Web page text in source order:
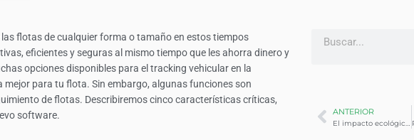
flotas de cualquier forma o tamaño en estos tiempos
eficientes y seguras al mismo tiempo que les ahorra dinero y
opciones disponibles para el tracking vehicular en la
mejor para tu flota. Sin embargo, algunas funciones son
de flotas. Describiremos cinco características críticas,
software.
ANTERIOR